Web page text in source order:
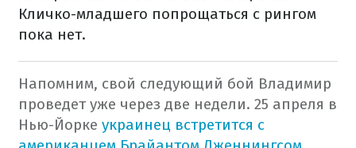
Кличко-младшего попрощаться с рингом
пока нет.
Напомним, свой следующий бой Владимир
проведет уже через две недели. 25 апреля в
Нью-Йорке украинец встретится с